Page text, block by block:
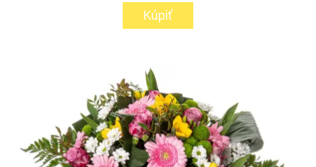
Kúpiť